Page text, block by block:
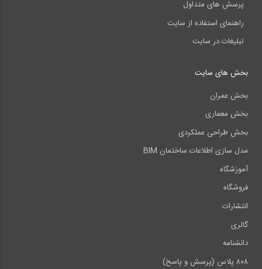
پرسش های متداول
راهنمای استفاده از سایت
تبلیغات در سایت
بخش های سایت
بخش عمران
بخش معماری
بخش طراحی عملکردی
مدل سازی اطلاعات ساختمان BIM
آموزشگاه
فروشگاه
انتشارات
گالری
دانشنامه
۸۰۸ پلاس (پرسش و پاسخ)